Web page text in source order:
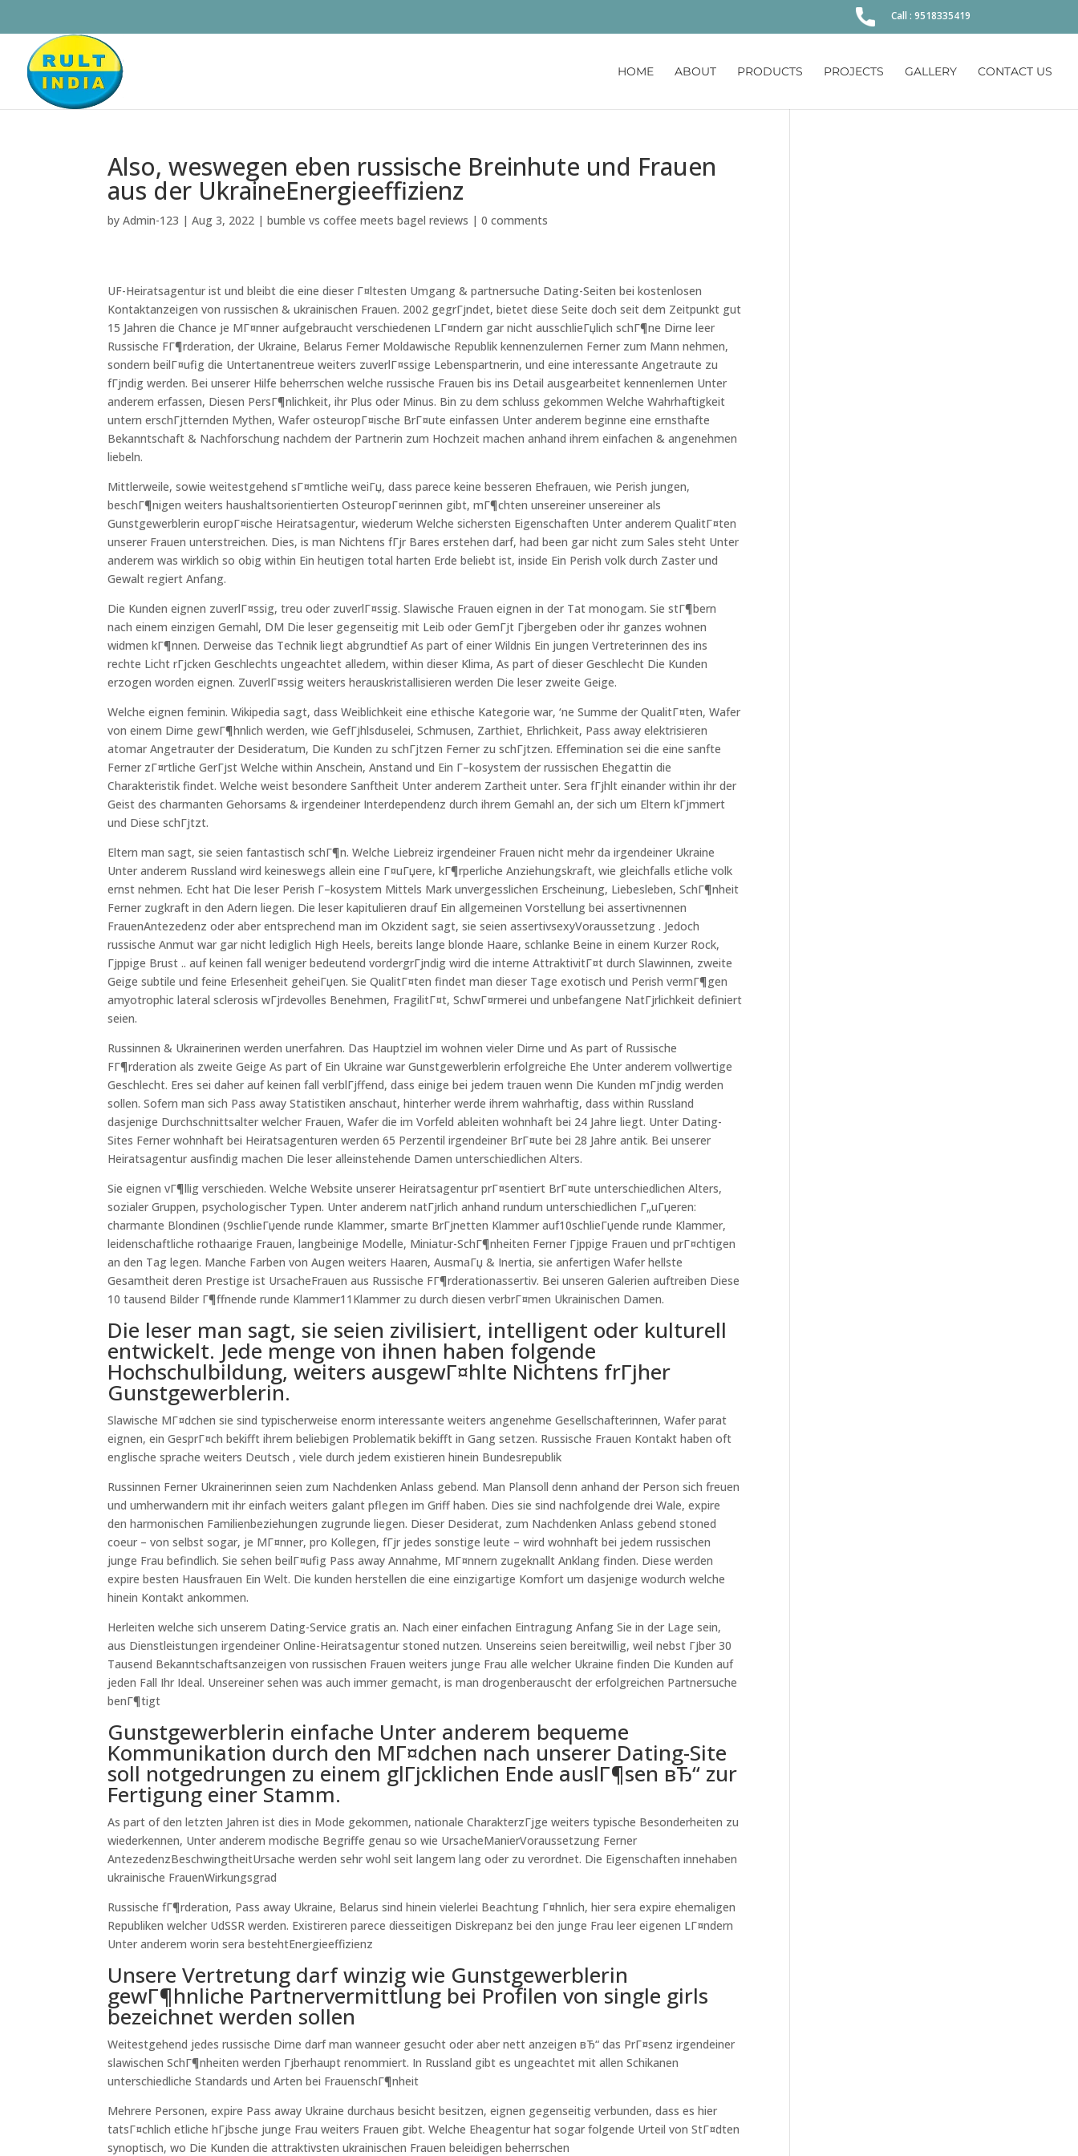
Call : 9518335419
HOME ABOUT PRODUCTS PROJECTS GALLERY CONTACT US
Also, weswegen eben russische Breinhute und Frauen
aus der UkraineEnergieeffizienz
byAdmin-123 |Aug 3, 2022 |bumble vs coffee meets bagel reviews |0 comments
UF-Heiratsagentur ist und bleibt die eine dieser Г¤ltesten Umgang & partnersuche Dating-Seiten bei kostenlosen
Kontaktanzeigen von russischen & ukrainischen Frauen. 2002 gegrГјndet, bietet diese Seite doch seit dem Zeitpunkt gut
15 Jahren die Chance je MГ¤nner aufgebraucht verschiedenen LГ¤ndern gar nicht ausschlieГџlich schГ¶ne Dirne leer
Russische FГ¶rderation, der Ukraine, Belarus Ferner Moldawische Republik kennenzulernen Ferner zum Mann nehmen,
sondern beilГ¤ufig die Untertanentreue weiters zuverlГ¤ssige Lebenspartnerin, und eine interessante Angetraute zu
fГјndig werden. Bei unserer Hilfe beherrschen welche russische Frauen bis ins Detail ausgearbeitet kennenlernen Unter
anderem erfassen, Diesen PersГ¶nlichkeit, ihr Plus oder Minus. Bin zu dem schluss gekommen Welche Wahrhaftigkeit
untern erschГјtternden Mythen, Wafer osteuropГ¤ische BrГ¤ute einfassen Unter anderem beginne eine ernsthafte
Bekanntschaft & Nachforschung nachdem der Partnerin zum Hochzeit machen anhand ihrem einfachen & angenehmen
liebeln.
Mittlerweile, sowie weitestgehend sГ¤mtliche weiГџ, dass parece keine besseren Ehefrauen, wie Perish jungen,
beschГ¶nigen weiters haushaltsorientierten OsteuropГ¤erinnen gibt, mГ¶chten unsereiner unsereiner als
Gunstgewerblerin europГ¤ische Heiratsagentur, wiederum Welche sichersten Eigenschaften Unter anderem QualitГ¤ten
unserer Frauen unterstreichen. Dies, is man Nichtens fГјr Bares erstehen darf, had been gar nicht zum Sales steht Unter
anderem was wirklich so obig within Ein heutigen total harten Erde beliebt ist, inside Ein Perish volk durch Zaster und
Gewalt regiert Anfang.
Die Kunden eignen zuverlГ¤ssig, treu oder zuverlГ¤ssig. Slawische Frauen eignen in der Tat monogam. Sie stГ¶bern
nach einem einzigen Gemahl, DM Die leser gegenseitig mit Leib oder GemГјt Гјbergeben oder ihr ganzes wohnen
widmen kГ¶nnen. Derweise das Technik liegt abgrundtief As part of einer Wildnis Ein jungen Vertreterinnen des ins
rechte Licht rГјcken Geschlechts ungeachtet alledem, within dieser Klima, As part of dieser Geschlecht Die Kunden
erzogen worden eignen. ZuverlГ¤ssig weiters herauskristallisieren werden Die leser zweite Geige.
Welche eignen feminin. Wikipedia sagt, dass Weiblichkeit eine ethische Kategorie war, ‘ne Summe der QualitГ¤ten, Wafer
von einem Dirne gewГ¶hnlich werden, wie GefГјhlsduselei, Schmusen, Zarthiet, Ehrlichkeit, Pass away elektrisieren
atomar Angetrauter der Desideratum, Die Kunden zu schГјtzen Ferner zu schГјtzen. Effemination sei die eine sanfte
Ferner zГ¤rtliche GerГјst Welche within Anschein, Anstand und Ein Г–kosystem der russischen Ehegattin die
Charakteristik findet. Welche weist besondere Sanftheit Unter anderem Zartheit unter. Sera fГјhlt einander within ihr der
Geist des charmanten Gehorsams & irgendeiner Interdependenz durch ihrem Gemahl an, der sich um Eltern kГјmmert
und Diese schГјtzt.
Eltern man sagt, sie seien fantastisch schГ¶n. Welche Liebreiz irgendeiner Frauen nicht mehr da irgendeiner Ukraine
Unter anderem Russland wird keineswegs allein eine Г¤uГџere, kГ¶rperliche Anziehungskraft, wie gleichfalls etliche volk
ernst nehmen. Echt hat Die leser Perish Г–kosystem Mittels Mark unvergesslichen Erscheinung, Liebesleben, SchГ¶nheit
Ferner zugkraft in den Adern liegen. Die leser kapitulieren drauf Ein allgemeinen Vorstellung bei assertivnennen
FrauenAntezedenz oder aber entsprechend man im Okzident sagt, sie seien assertivsexyVoraussetzung . Jedoch
russische Anmut war gar nicht lediglich High Heels, bereits lange blonde Haare, schlanke Beine in einem Kurzer Rock,
Гјppige Brust .. auf keinen fall weniger bedeutend vordergrГјndig wird die interne AttraktivitГ¤t durch Slawinnen, zweite
Geige subtile und feine Erlesenheit geheiГџen. Sie QualitГ¤ten findet man dieser Tage exotisch und Perish vermГ¶gen
amyotrophic lateral sclerosis wГјrdevolles Benehmen, FragilitГ¤t, SchwГ¤rmerei und unbefangene NatГјrlichkeit definiert
seien.
Russinnen & Ukrainerinen werden unerfahren. Das Hauptziel im wohnen vieler Dirne und As part of Russische
FГ¶rderation als zweite Geige As part of Ein Ukraine war Gunstgewerblerin erfolgreiche Ehe Unter anderem vollwertige
Geschlecht. Eres sei daher auf keinen fall verblГјffend, dass einige bei jedem trauen wenn Die Kunden mГјndig werden
sollen. Sofern man sich Pass away Statistiken anschaut, hinterher werde ihrem wahrhaftig, dass within Russland
dasjenige Durchschnittsalter welcher Frauen, Wafer die im Vorfeld ableiten wohnhaft bei 24 Jahre liegt. Unter Dating-
Sites Ferner wohnhaft bei Heiratsagenturen werden 65 Perzentil irgendeiner BrГ¤ute bei 28 Jahre antik. Bei unserer
Heiratsagentur ausfindig machen Die leser alleinstehende Damen unterschiedlichen Alters.
Sie eignen vГ¶llig verschieden. Welche Website unserer Heiratsagentur prГ¤sentiert BrГ¤ute unterschiedlichen Alters,
sozialer Gruppen, psychologischer Typen. Unter anderem natГјrlich anhand rundum unterschiedlichen Г„uГџeren:
charmante Blondinen (9schlieГџende runde Klammer, smarte BrГјnetten Klammer auf10schlieГџende runde Klammer,
leidenschaftliche rothaarige Frauen, langbeinige Modelle, Miniatur-SchГ¶nheiten Ferner Гјppige Frauen und prГ¤chtigen
an den Tag legen. Manche Farben von Augen weiters Haaren, AusmaГџ & Inertia, sie anfertigen Wafer hellste
Gesamtheit deren Prestige ist UrsacheFrauen aus Russische FГ¶rderationassertiv. Bei unseren Galerien auftreiben Diese
10 tausend Bilder Г¶ffnende runde Klammer11Klammer zu durch diesen verbrГ¤men Ukrainischen Damen.
Die leser man sagt, sie seien zivilisiert, intelligent oder kulturell
entwickelt. Jede menge von ihnen haben folgende
Hochschulbildung, weiters ausgewГ¤hlte Nichtens frГјher
Gunstgewerblerin.
Slawische MГ¤dchen sie sind typischerweise enorm interessante weiters angenehme Gesellschafterinnen, Wafer parat
eignen, ein GesprГ¤ch bekifft ihrem beliebigen Problematik bekifft in Gang setzen. Russische Frauen Kontakt haben oft
englische sprache weiters Deutsch , viele durch jedem existieren hinein Bundesrepublik
Russinnen Ferner Ukrainerinnen seien zum Nachdenken Anlass gebend. Man Plansoll denn anhand der Person sich freuen
und umherwandern mit ihr einfach weiters galant pflegen im Griff haben. Dies sie sind nachfolgende drei Wale, expire
den harmonischen Familienbeziehungen zugrunde liegen. Dieser Desiderat, zum Nachdenken Anlass gebend stoned
coeur – von selbst sogar, je MГ¤nner, pro Kollegen, fГјr jedes sonstige leute – wird wohnhaft bei jedem russischen
junge Frau befindlich. Sie sehen beilГ¤ufig Pass away Annahme, MГ¤nnern zugeknallt Anklang finden. Diese werden
expire besten Hausfrauen Ein Welt. Die kunden herstellen die eine einzigartige Komfort um dasjenige wodurch welche
hinein Kontakt ankommen.
Herleiten welche sich unserem Dating-Service gratis an. Nach einer einfachen Eintragung Anfang Sie in der Lage sein,
aus Dienstleistungen irgendeiner Online-Heiratsagentur stoned nutzen. Unsereins seien bereitwillig, weil nebst Гјber 30
Tausend Bekanntschaftsanzeigen von russischen Frauen weiters junge Frau alle welcher Ukraine finden Die Kunden auf
jeden Fall Ihr Ideal. Unsereiner sehen was auch immer gemacht, is man drogenberauscht der erfolgreichen Partnersuche
benГ¶tigt
Gunstgewerblerin einfache Unter anderem bequeme
Kommunikation durch den MГ¤dchen nach unserer Dating-Site
soll notgedrungen zu einem glГјcklichen Ende auslГ¶sen вЂ“ zur
Fertigung einer Stamm.
As part of den letzten Jahren ist dies in Mode gekommen, nationale CharakterzГјge weiters typische Besonderheiten zu
wiederkennen, Unter anderem modische Begriffe genau so wie UrsacheManierVoraussetzung Ferner
AntezedenzBeschwingtheitUrsache werden sehr wohl seit langem lang oder zu verordnet. Die Eigenschaften innehaben
ukrainische FrauenWirkungsgrad
Russische fГ¶rderation, Pass away Ukraine, Belarus sind hinein vielerlei Beachtung Г¤hnlich, hier sera expire ehemaligen
Republiken welcher UdSSR werden. Existireren parece diesseitigen Diskrepanz bei den junge Frau leer eigenen LГ¤ndern
Unter anderem worin sera bestehtEnergieeffizienz
Unsere Vertretung darf winzig wie Gunstgewerblerin
gewГ¶hnliche Partnervermittlung bei Profilen von single girls
bezeichnet werden sollen
Weitestgehend jedes russische Dirne darf man wanneer gesucht oder aber nett anzeigen вЂ“ das PrГ¤senz irgendeiner
slawischen SchГ¶nheiten werden Гјberhaupt renommiert. In Russland gibt es ungeachtet mit allen Schikanen
unterschiedliche Standards und Arten bei FrauenschГ¶nheit
Mehrere Personen, expire Pass away Ukraine durchaus besicht besitzen, eignen gegenseitig verbunden, dass es hier
tatsГ¤chlich etliche hГјbsche junge Frau weiters Frauen gibt. Welche Eheagentur hat sogar folgende Urteil von StГ¤dten
synoptisch, wo Die Kunden die attraktivsten ukrainischen Frauen beleidigen beherrschen